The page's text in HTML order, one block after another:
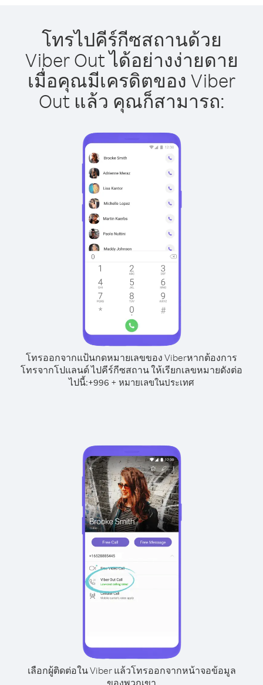
โทรไปคีร์กีซสถานด้วย
Viber Out ได้อย่างง่ายดาย
เมื่อคุณมีเครดิตของ Viber
Out แล้ว คุณก็สามารถ:
โทรออกจากแป้นกดหมายเลขของ Viberหากต้องการ
โทรจากโปแลนด์ ไปคีร์กีซสถาน ให้เรียกเลขหมายดังต่อ
ไปนี้:+996 + หมายเลขในประเทศ
เลือกผู้ติดต่อใน Viber แล้วโทรออกจากหน้าจอข้อมูล
ของพวกเขา